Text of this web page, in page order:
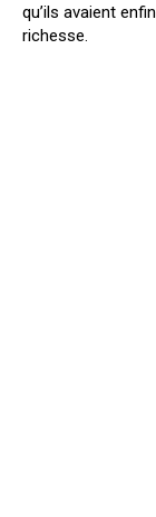
qu’ils avaient
richesse.